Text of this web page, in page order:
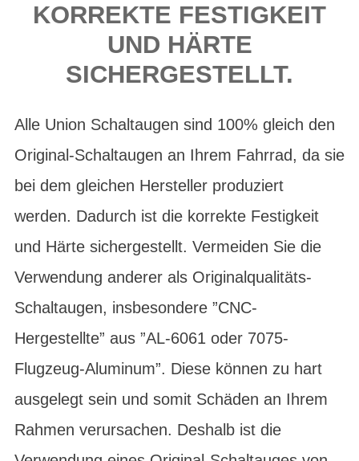
KORREKTE FESTIGKEIT
UND HÄRTE
SICHERGESTELLT.
Alle Union Schaltaugen sind 100% gleich den
Original-Schaltaugen an Ihrem Fahrrad, da sie
bei dem gleichen Hersteller produziert
werden. Dadurch ist die korrekte Festigkeit
und Härte sichergestellt. Vermeiden Sie die
Verwendung anderer als Originalqualitäts-
Schaltaugen, insbesondere ”CNC-
Hergestellte” aus ”AL-6061 oder 7075-
Flugzeug-Aluminum”. Diese können zu hart
ausgelegt sein und somit Schäden an Ihrem
Rahmen verursachen. Deshalb ist die